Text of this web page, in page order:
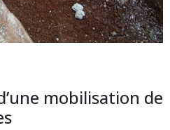
mobilisation de